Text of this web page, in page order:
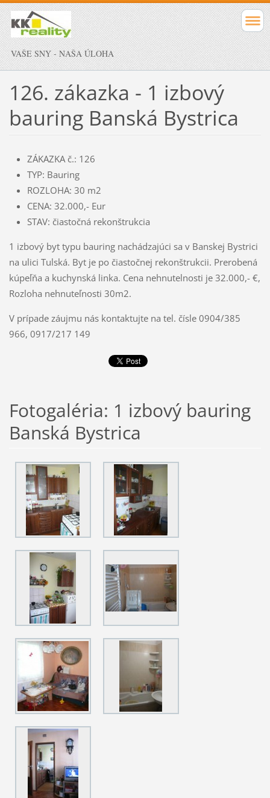
VAŠE SNY - NAŠA ÚLOHA
126. zákazka - 1 izbový
bauring Banská Bystrica
ZÁKAZKA č.: 126
TYP: Bauring
ROZLOHA: 30 m2
CENA: 32.000,- Eur
STAV: čiastočná rekonštrukcia
1 izbový byt typu bauring nachádzajúci sa v Banskej Bystrici
na ulici Tulská. Byt je po čiastočnej rekonštrukcii. Prerobená
kúpeľňa a kuchynská linka. Cena nehnutelnosti je 32.000,- €,
Rozloha nehnuteľnosti 30m2.
V prípade záujmu nás kontaktujte na tel. čísle 0904/385
966, 0917/217 149
Fotogaléria: 1 izbový bauring
Banská Bystrica